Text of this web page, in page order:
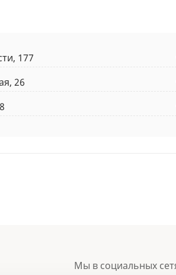
177
26
Мы в социальных